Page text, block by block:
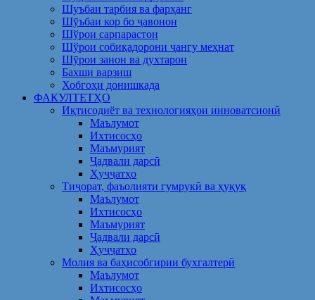
Шуъбаи тарбия ва фарҳанг
Шӯъбаи кор бо ҷавонон
Шўрои сарпарастон
Шўрои собиқадорони ҷангу меҳнат
Шӯрои занон ва духтарон
Бахши варзиш
Хобгоҳи донишкада
ФАКУЛТЕТҲО
Иқтисодиёт ва технологияҳои инноватсионӣ
Маълумот
Ихтисосҳо
Маъмурият
Ҷадвали дарсӣ
Ҳуҷҷатҳо
Тиҷорат, фаъолияти гумрукӣ ва ҳуқуқ
Маълумот
Ихтисосҳо
Маъмурият
Ҷадвали дарсӣ
Ҳуҷҷатҳо
Молия ва баҳисобгирии бухгалтерӣ
Маълумот
Ихтисосҳо